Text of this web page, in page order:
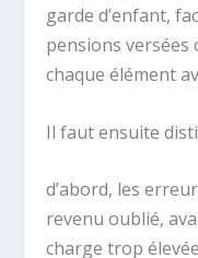
garde d’enfant,
pensions versées
chaque élément
Il faut ensuite
d’abord, les
revenu oublié,
charge trop